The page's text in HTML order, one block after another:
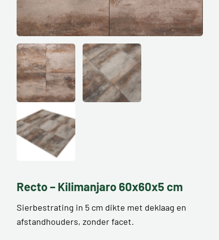
Recto – Kilimanjaro 60x60x5 cm
Sierbestrating in 5 cm dikte met deklaag en
afstandhouders, zonder facet.